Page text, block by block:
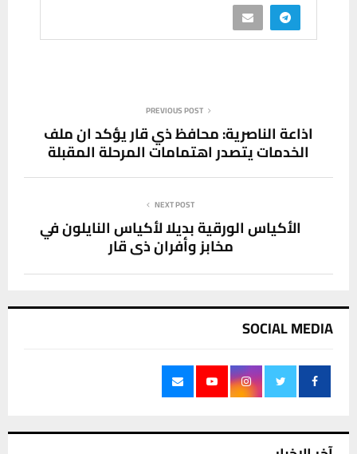
PREVIOUS POST
اذاعة الناصرية: محافظ ذي قار يؤكد ان ملف
الخدمات يتصدر اهتمامات المرحلة المقبلة
NEXT POST
الأكياس الورقية بديلا لأكياس النايلون في
مخابز وأفران ذي قار
SOCIAL MEDIA